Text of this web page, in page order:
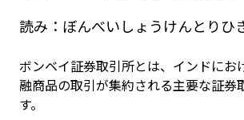
読み： ぼんべいしょうけんとりひ
ボンベイ証券取引所とは、インドにお
融商品の取引が集約される主要な証券
す。